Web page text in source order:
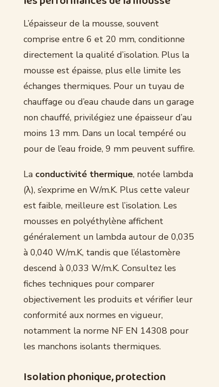
L’épaisseur de la mousse, souvent
comprise entre 6 et 20 mm, conditionne
directement la qualité d’isolation. Plus la
mousse est épaisse, plus elle limite les
échanges thermiques. Pour un tuyau de
chauffage ou d’eau chaude dans un garage
non chauffé, privilégiez une épaisseur d’au
moins 13 mm. Dans un local tempéré ou
pour de l’eau froide, 9 mm peuvent suffire.
La conductivité thermique, notée lambda
(λ), s’exprime en W/m.K. Plus cette valeur
est faible, meilleure est l’isolation. Les
mousses en polyéthylène affichent
généralement un lambda autour de 0,035
à 0,040 W/m.K, tandis que l’élastomère
descend à 0,033 W/m.K. Consultez les
fiches techniques pour comparer
objectivement les produits et vérifier leur
conformité aux normes en vigueur,
notamment la norme NF EN 14308 pour
les manchons isolants thermiques.
Isolation phonique, protection